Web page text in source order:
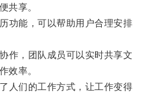
共享。
能，可以帮助用户合理安排
，团队成员可以实时共享文
效率。
们的工作方式，让工作变得